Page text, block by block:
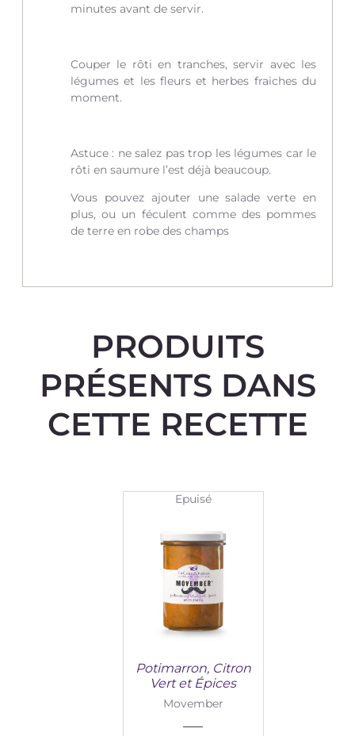
minutes avant de servir.
Couper le rôti en tranches, servir avec les
légumes et les fleurs et herbes fraiches du
moment.
Astuce : ne salez pas trop les légumes car le
rôti en saumure l’est déjà beaucoup.
Vous pouvez ajouter une salade verte en
plus, ou un féculent comme des pommes
de terre en robe des champs
PRODUITS
PRÉSENTS DANS
CETTE RECETTE
Epuisé
Potimarron, Citron
Vert et Épices
Movember